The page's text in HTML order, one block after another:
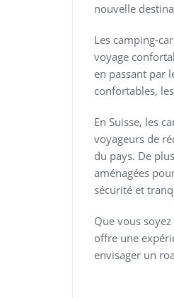
nouvelle
Les camping-
voyage
en passant par
confortables,
En Suisse, les
voyageurs de
du pays. De
aménagées
sécurité et
Que vous
offre une
envisager un